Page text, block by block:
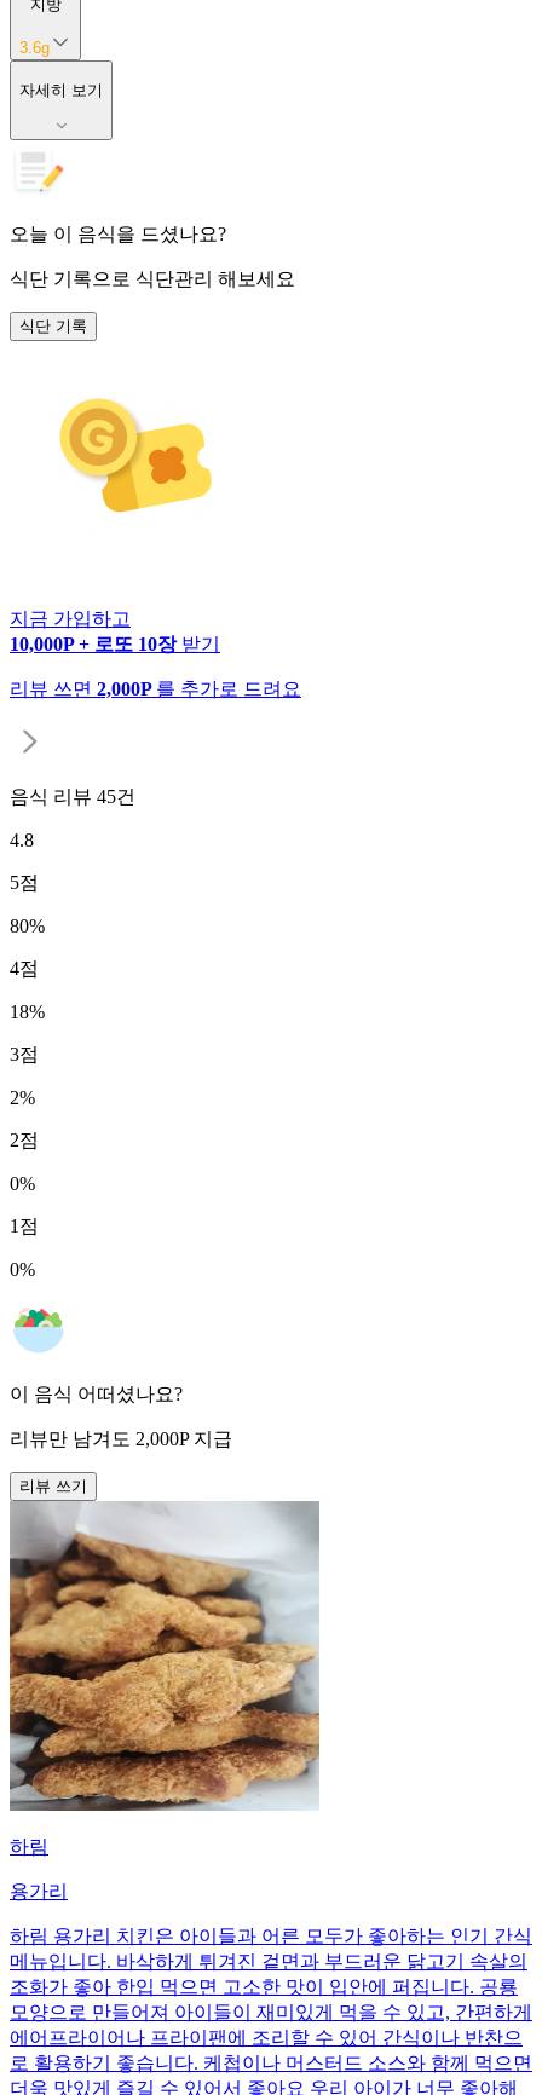
지방
3.6g
자세히 보기
오늘 이 음식을 드셨나요?
식단 기록으로 식단관리 해보세요
식단 기록
지금 가입하고
10,000P + 로또 10장 받기
리뷰 쓰면 2,000P 를 추가로 드려요
음식 리뷰 45건
4.8
5점
80%
4점
18%
3점
2%
2점
0%
1 점
0%
이 음식 어떠셨나요?
리뷰만 남겨도 2,000P 지급
리뷰 쓰기
하림
용가리
하림 용가리 치킨은 아이들과 어른 모두가 좋아하는 인기 간식
메뉴입니다. 바삭하게 튀겨진 겉면과 부드러운 닭고기 속살의
조화가 좋아 한입 먹으면 고소한 맛이 입안에 퍼집니다. 공룡
모양으로 만들어져 아이들이 재미있게 먹을 수 있고, 간편하게
에어프라이어나 프라이팬에 조리할 수 있어 간식이나 반찬으
로 활용하기 좋습니다. 케첩이나 머스터드 소스와 함께 먹으면
더욱 맛있게 즐길 수 있어서 좋아요 우리 아이가 너무 좋아해